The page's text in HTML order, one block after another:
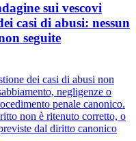
sui vescovi
casi di abusi: nessun
seguite
dei casi di abusi non
negligenze o
penale canonico.
non è ritenuto corretto, o
dal diritto canonico